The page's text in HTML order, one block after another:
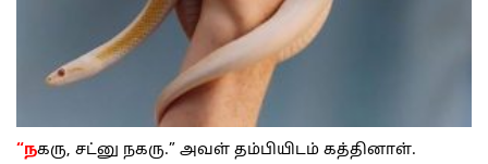
“நகரு, சட்னு நகரு.” அவள் தம்பியிடம் கத்தினாள்.